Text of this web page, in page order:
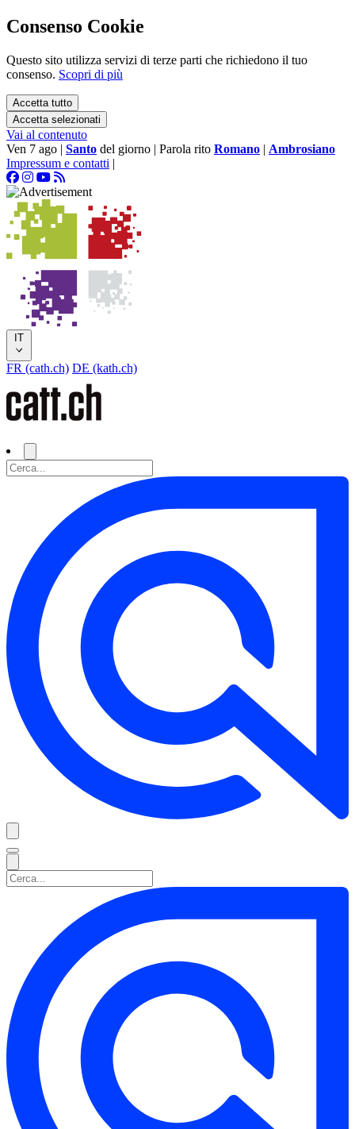
Consenso Cookie
Questo sito utilizza servizi di terze parti che richiedono il tuo
consenso. Scopri di più
Accetta tutto
Accetta selezionati
Vai al contenuto
Ven 7 ago | Santo del giorno | Parola rito Romano | Ambrosiano
Impressum e contatti |
IT
FR (cath.ch) DE (kath.ch)